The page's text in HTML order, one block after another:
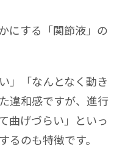
にする「関節液」の
」「なんとなく動き
違和感ですが、進行
曲げづらい」といっ
るのも特徴です。